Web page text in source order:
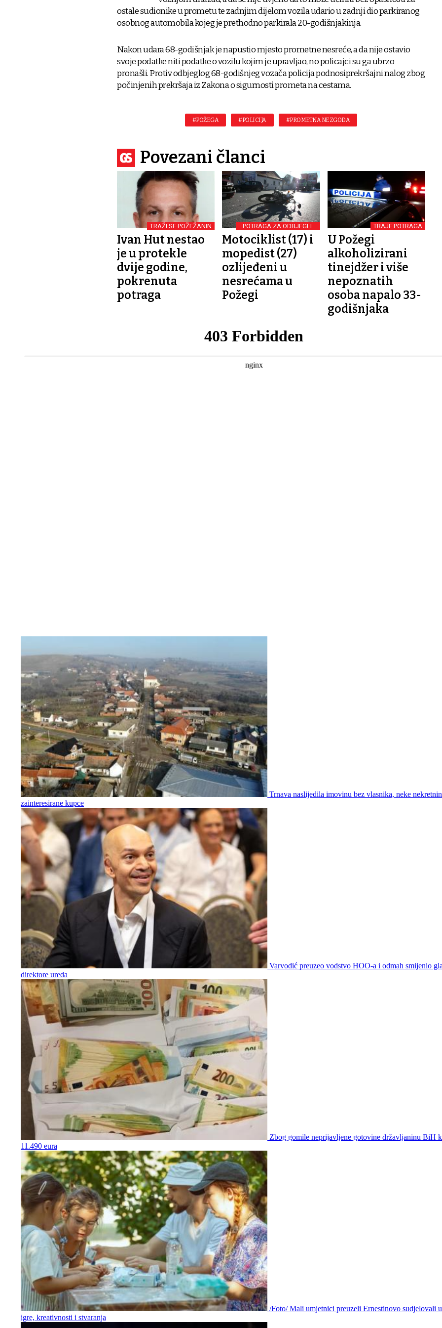
ostale sudionike u prometu te zadnjim dijelom vozila udario u zadnji dio parkiranog
osobnog automobila kojeg je prethodno parkirala 20-godišnjakinja.
Nakon udara 68-godišnjak je napustio mjesto prometne nesreće, a da nije ostavio
svoje podatke niti podatke o vozilu kojim je upravljao, no policajci su ga ubrzo
pronašli. Protiv odbjeglog 68-godišnjeg vozača policija podnosiprekršajni nalog zbog
počinjenih prekršaja iz Zakona o sigurnosti prometa na cestama.
#POŽEGA #POLICIJA #PROMETNA NEZGODA
Povezani članci
TRAŽI SE POŽEŽANIN
Ivan Hut nestao
je u protekle
dvije godine,
pokrenuta
potraga
POTRAGA ZA ODBJEGLIM
BICIKLISTOM
Motociklist (17) i
mopedist (27)
ozlijeđeni u
nesrećama u
Požegi
TRAJE POTRAGA
U Požegi
alkoholizirani
tinejdžer i više
nepoznatih
osoba napalo 33-
godišnjaka
Trnava naslijedila imovinu bez vlasnika, neke
zainteresirane kupce
Varvodić preuzeo vodstvo HOO-a i odmah smijenio
direktore ureda
Zbog gomile neprijavljene gotovine državljaninu BiH
11.490 eura
/Foto/ Mali umjetnici preuzeli Ernestinovo sudjelovali
igre, kreativnosti i stvaranja